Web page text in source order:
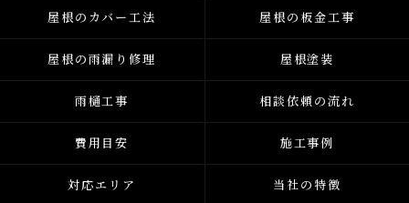
屋根のカバー工法 屋根の板金工事
屋根の雨漏り修理 屋根塗装
雨樋工事 相談依頼の流れ
費用目安 施工事例
対応エリア 当社の特徴